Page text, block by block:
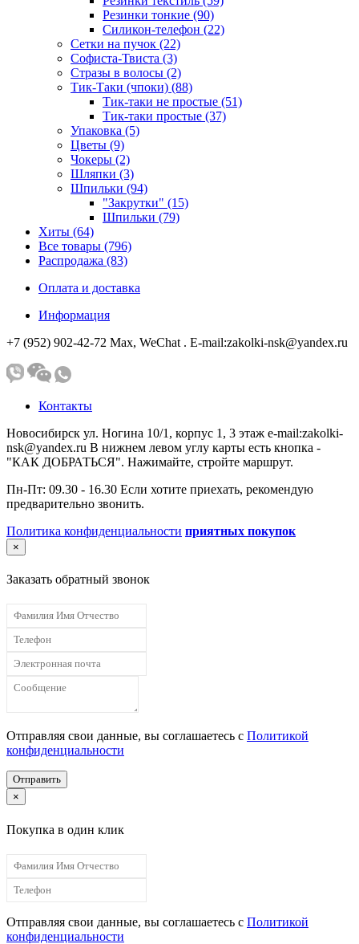
Резинки тонкие (90)
Силикон-телефон (22)
Сетки на пучок (22)
Софиста-Твиста (3)
Стразы в волосы (2)
Тик-Таки (чпоки) (88)
Тик-таки не простые (51)
Тик-таки простые (37)
Упаковка (5)
Цветы (9)
Чокеры (2)
Шляпки (3)
Шпильки (94)
"Закрутки" (15)
Шпильки (79)
Хиты (64)
Все товары (796)
Распродажа (83)
Оплата и доставка
Информация
+7 (952) 902-42-72 Мах, WeChat . E-mail:zakolki-nsk@yandex.ru
Контакты
Новосибирск ул. Ногина 10/1, корпус 1, 3 этаж e-mail:zakolki-
nsk@yandex.ru В нижнем левом углу карты есть кнопка -
"КАК ДОБРАТЬСЯ". Нажимайте, стройте маршрут.
Пн-Пт: 09.30 - 16.30 Если хотите приехать, рекомендую
предварительно звонить.
Политика конфиденциальности приятных покупок
×
Заказать обратный звонок
Отправляя свои данные, вы соглашаетесь с Политикой
конфиденциальности
Отправить
×
Покупка в один клик
Отправляя свои данные, вы соглашаетесь с Политикой
конфиденциальности